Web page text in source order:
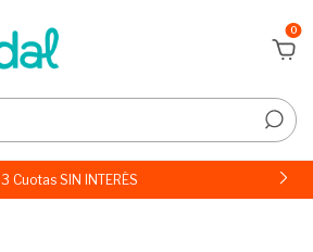
0
3 Cuotas SIN INTERÉS